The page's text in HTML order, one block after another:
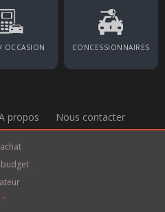
OCCASION CONCESSIONNAIRES
propos Nous contacter
*